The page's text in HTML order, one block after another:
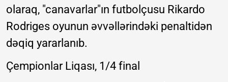
olaraq, "canavarlar"ın futbolçusu Rikardo
Rodriges oyunun əvvəllərindəki penaltidən
dəqiq yararlanıb.
Çempionlar Liqası, 1/4 final